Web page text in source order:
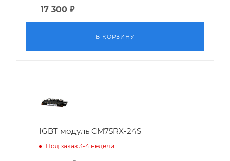
17 300 ₽
В КОРЗИНУ
IGBT модуль CM75RX-24S
Под заказ 3-4 недели